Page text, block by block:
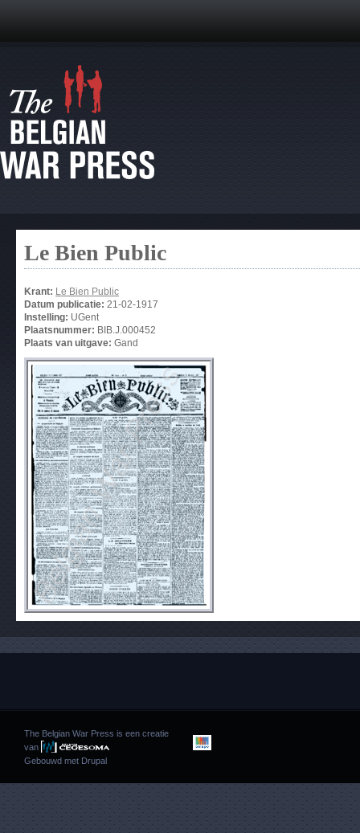
Le Bien Public
Krant: Le Bien Public
Datum publicatie: 21-02-1917
Instelling: UGent
Plaatsnummer: BIB.J.000452
Plaats van uitgave: Gand
The Belgian War Press is een creatie
van
Gebouwd met Drupal